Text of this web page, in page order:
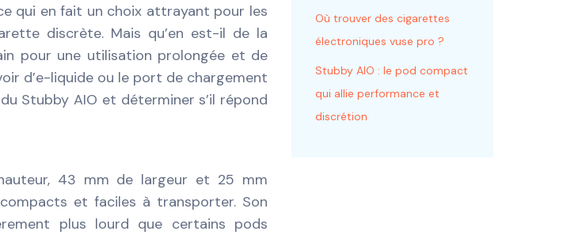
qui en fait un choix attrayant pour les
discrète. Mais qu’en est-il de la
pour une utilisation prolongée et de
d’e-liquide ou le port de chargement
Stubby AIO et déterminer s’il répond
43 mm de largeur et 25 mm
et faciles à transporter. Son
plus lourd que certains pods
Où trouver des cigarettes
électroniques vuse pro ?
Stubby AIO : le pod compact
qui allie performance et
discrétion